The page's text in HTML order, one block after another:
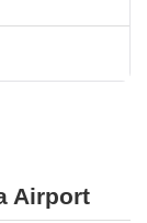
Airport